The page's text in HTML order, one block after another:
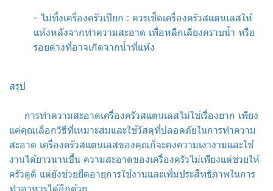
- ไม่ทิ้งเครื่องครัวเปียก : ควรเช็ดเครื่องครัวสแตนเลสให้
แห้งหลังจากทำความสะอาด เพื่อหลีกเลี่ยงคราบน้ำ หรือ
รอยด่างที่อาจเกิดจากน้ำที่แห้ง
สรุป
การทำความสะอาดเครื่องครัวสแตนเลสไม่ใช่เรื่องยาก เพียง
แค่คุณเลือกวิธีที่เหมาะสมและใช้วัสดุที่ปลอดภัยในการทำความ
สะอาด เครื่องครัวสแตนเลสของคุณก็จะคงความเงางามและใช้
งานได้ยาวนานขึ้น ความสะอาดของเครื่องครัวไม่เพียงแต่ช่วยให้
ครัวดูดี แต่ยังช่วยยืดอายุการใช้งานและเพิ่มประสิทธิภาพในการ
ทำอาหารได้อีกด้วย